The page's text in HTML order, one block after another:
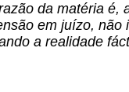
da matéria é,
em juízo,
a realidade